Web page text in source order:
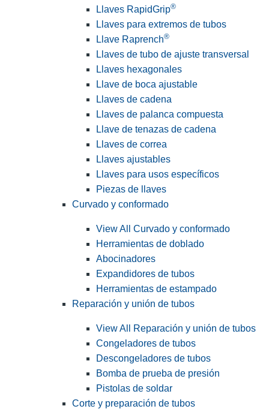
Llaves RapidGrip®
Llaves para extremos de tubos
Llave Raprench®
Llaves de tubo de ajuste transversal
Llaves hexagonales
Llave de boca ajustable
Llaves de cadena
Llaves de palanca compuesta
Llave de tenazas de cadena
Llaves de correa
Llaves ajustables
Llaves para usos específicos
Piezas de llaves
Curvado y conformado
View All Curvado y conformado
Herramientas de doblado
Abocinadores
Expandidores de tubos
Herramientas de estampado
Reparación y unión de tubos
View All Reparación y unión de tubos
Congeladores de tubos
Descongeladores de tubos
Bomba de prueba de presión
Pistolas de soldar
Corte y preparación de tubos